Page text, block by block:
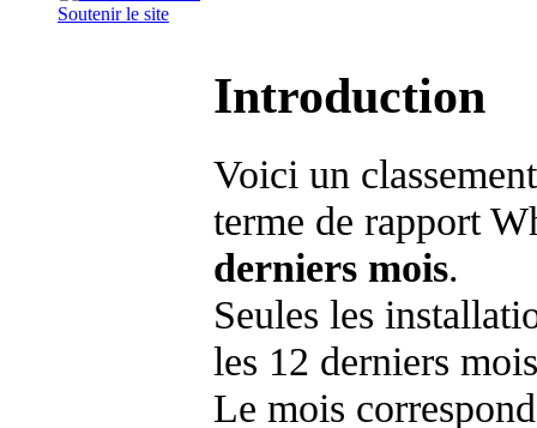
Soutenir le site
Introduction
Voici un
terme de rapport
derniers mois.
Seules les
les 12 derniers
Le mois